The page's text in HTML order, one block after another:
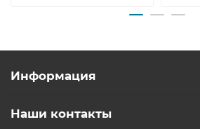
Информация
Наши контакты